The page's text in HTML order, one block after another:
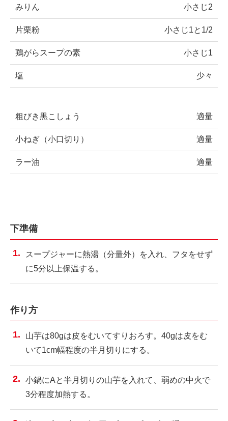
みりん 小さじ2
片栗粉 小さじ1と1/2
鶏がらスープの素 小さじ1
塩 少々
粗びき黒こしょう 適量
小ねぎ（小口切り） 適量
ラー油 適量
下準備
スープジャーに熱湯（分量外）を入れ、フタをせず
に5分以上保温する。
作り方
山芋は80gは皮をむいてすりおろす。40gは皮をむ
いて1cm幅程度の半月切りにする。
小鍋にAと半月切りの山芋を入れて、弱めの中火で
3分程度加熱する。